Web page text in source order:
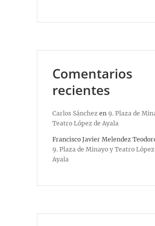
Comentarios
recientes
Carlos Sánchez en 9. Plaza de
Teatro López de Ayala
Francisco Javier Melendez
9. Plaza de Minayo y Teatro López
Ayala